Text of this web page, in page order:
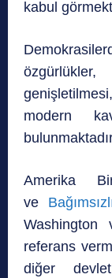
kabul
modern
Amerika
ve
referans
diğer